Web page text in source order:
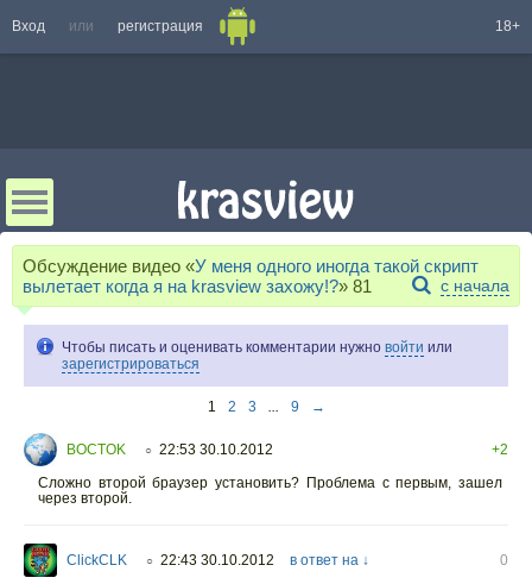
Вход или регистрация 18+
Обсуждение видео «У меня одного иногда такой скрипт
вылетает когда я на krasview захожу!?» 81 с начала
Чтобы писать и оценивать комментарии нужно войти или
зарегистрироваться
1 2 3 ... 9 →
BOCTOK ○ 22:53 30.10.2012
+2
Сложно второй браузер установить? Проблема с первым, зашел
через второй.
ClickCLK ○ 22:43 30.10.2012 в ответ на ↓
0